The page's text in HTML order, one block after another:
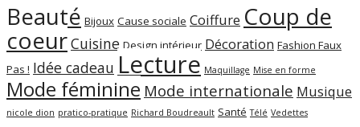
Beauté Bijoux Cause sociale Coiffure Coup de
coeurCuisine Design intérieur Décoration Fashion Faux
Pas ! Idée cadeau Lecture Maquillage Mise en forme
Mode féminine Mode internationale Musique
nicole dion pratico-pratique Richard Boudreault Santé Télé Vedettes